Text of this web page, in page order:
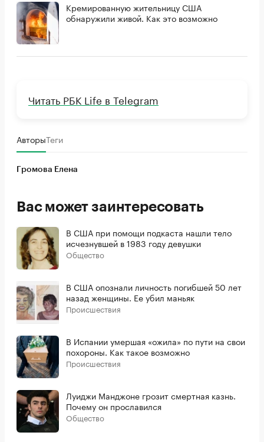
Кремированную жительницу США
обнаружили живой. Как это возможно
Читать РБК Life в Telegram
АвторыТеги
Громова Елена
Вас может заинтересовать
В США при помощи подкаста нашли тело
исчезнувшей в 1983 году девушки
Общество
В США опознали личность погибшей 50 лет
назад женщины. Ее убил маньяк
Происшествия
В Испании умершая «ожила» по пути на свои
похороны. Как такое возможно
Происшествия
Луиджи Манджоне грозит смертная казнь.
Почему он прославился
Общество